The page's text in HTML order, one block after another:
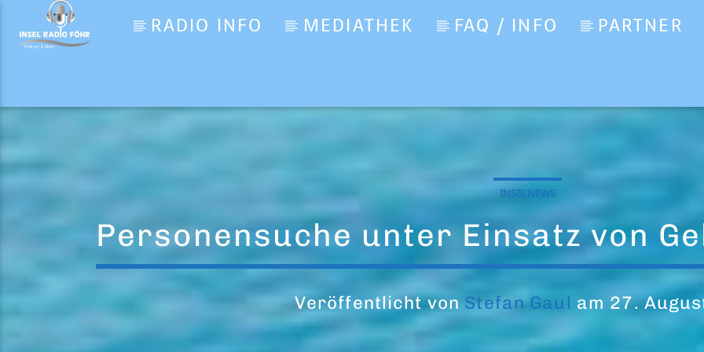
RADIO INFO MEDIATHEK FAQ / INFO PARTNER
INSELNEWS
Personensuche unter Einsatz von
Veröffentlicht von Stefan Gaul am 27.